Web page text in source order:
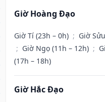
Giờ Hoàng Đạo
Giờ Tí (23h – 0h) ; Giờ
; Giờ Ngọ (11h – 12h) ;
(17h – 18h)
Giờ Hắc Đạo